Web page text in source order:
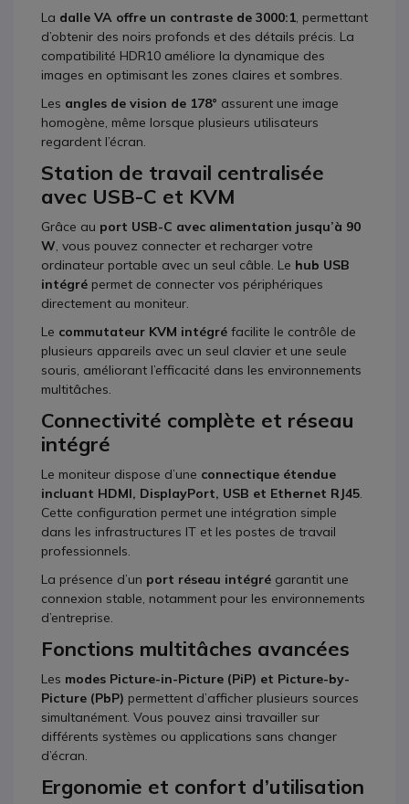
La dalle VA offre un contraste de 3000:1 , permettant
d’obtenir des noirs profonds et des détails précis. La
compatibilité HDR10 améliore la dynamique des
images en optimisant les zones claires et sombres.
Les angles de vision de 178° assurent une image
homogène, même lorsque plusieurs utilisateurs
regardent l’écran.
Station de travail centralisée
avec USB-C et KVM
Grâce au port USB-C avec alimentation jusqu’à 90
W , vous pouvez connecter et recharger votre
ordinateur portable avec un seul câble. Le hub USB
intégré permet de connecter vos périphériques
directement au moniteur.
Le commutateur KVM intégré facilite le contrôle de
plusieurs appareils avec un seul clavier et une seule
souris, améliorant l’efficacité dans les environnements
multitâches.
Connectivité complète et réseau
intégré
Le moniteur dispose d’une connectique étendue
incluant HDMI, DisplayPort, USB et Ethernet RJ45
Cette configuration permet une intégration simple
dans les infrastructures IT et les postes de travail
professionnels.
La présence d’un port réseau intégré garantit une
connexion stable, notamment pour les environnements
d’entreprise.
Fonctions multitâches avancées
Les modes Picture-in-Picture (PiP) et Picture-by-
Picture (PbP) permettent d’afficher plusieurs sources
simultanément. Vous pouvez ainsi travailler sur
différents systèmes ou applications sans changer
d’écran.
Ergonomie et confort d’utilisation